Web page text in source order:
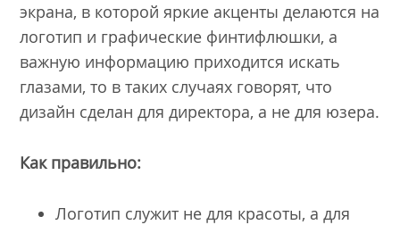
экрана, в которой яркие акценты делаются на
логотип и графические финтифлюшки, а
важную информацию приходится искать
глазами, то в таких случаях говорят, что
дизайн сделан для директора, а не для юзера.
Как правильно:
Логотип служит не для красоты, а для